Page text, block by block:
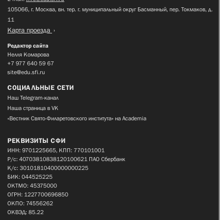
105066, г. Москва, вн. тер. г. муниципальный округ Басманный, пер. Токмаков, д.
11
Карта проезда
Редактор сайта
Нелля Комарова
+7 977 640 59 67
site@edu.sfi.ru
СОЦИАЛЬНЫЕ СЕТИ
Наш Telegram-канал
Наша страница в VK
«Вестник Свято-Филаретовского института» на Academia
РЕКВИЗИТЫ СФИ
ИНН: 9701225665, КПП: 770101001
Р/с: 40703810838120100621 ПАО Сбербанк
К/с: 30101810400000000225
БИК: 044525225
ОКТМО: 45375000
ОГРН: 1227700696850
ОКПО: 74556262
ОКВЭД: 85.22